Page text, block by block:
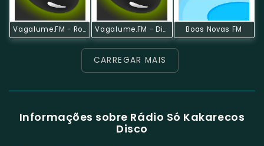
Vagalume.FM - Rock - De Bowie Ao Século 21 Vagalume.FM - Divas Do Sertanejo Boas Novas FM
CARREGAR MAIS
Informações sobre Rádio Só Kakarecos
Disco